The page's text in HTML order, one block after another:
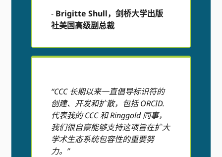
- Brigitte Shull，剑桥大学出版
社美国高级副总裁
“CCC 长期以来一直倡导标识符的
创建、开发和扩散，包括 ORCID.
代表我的 CCC 和 Ringgold 同事，
我们很自豪能够支持这项旨在扩大
学术生态系统包容性的重要努
力。”